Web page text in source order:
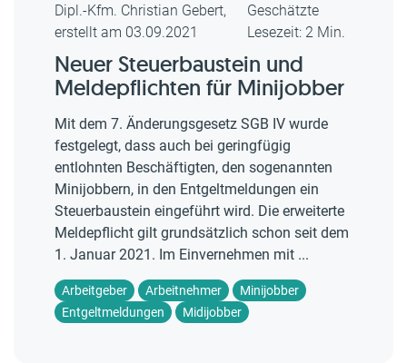
Dipl.-Kfm. Christian Gebert,
erstellt am 03.09.2021
Geschätzte
Lesezeit: 2 Min.
Neuer Steuerbaustein und
Meldepflichten für Minijobber
Mit dem 7. Änderungsgesetz SGB IV wurde
festgelegt, dass auch bei geringfügig
entlohnten Beschäftigten, den sogenannten
Minijobbern, in den Entgeltmeldungen ein
Steuerbaustein eingeführt wird. Die erweiterte
Meldepflicht gilt grundsätzlich schon seit dem
1. Januar 2021. Im Einvernehmen mit ...
Arbeitgeber Arbeitnehmer
Minijobber
Entgeltmeldungen
Midijobber